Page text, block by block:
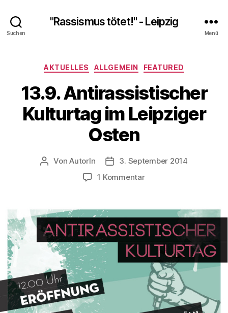
Suchen
"Rassismus tötet!" - Leipzig
Menü
Kategorien
AKTUELLES ALLGEMEIN FEATURED
13.9. Antirassistischer
Kulturtag im Leipziger
Osten
Beitragsautor
VonAutorIn Veröffentlichungsdatum
3. September 2014
1 Kommentarzu
Kulturtag
Leipziger
Osten